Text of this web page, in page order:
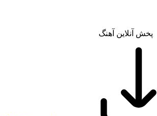
پخش آنلاین آهنگ